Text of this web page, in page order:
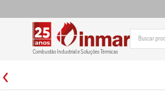
Combustão Industrial e Soluções Térmicas